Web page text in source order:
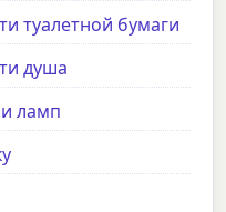
туалетной бумаги
душа
ламп